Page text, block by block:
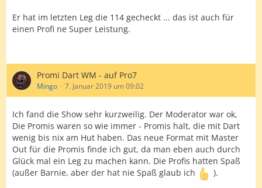
Er hat im letzten Leg die 114 gecheckt ... das ist auch für
einen Profi ne Super Leistung.
Promi Dart WM - auf Pro7
Mingo 7. Januar 2019 um 09:02
Ich fand die Show sehr kurzweilig. Der Moderator war ok,
Die Promis waren so wie immer - Promis halt, die mit Dart
wenig bis nix am Hut haben. Das neue Format mit Master
Out für die Promis finde ich gut, da man eben auch durch
Glück mal ein Leg zu machen kann. Die Profis hatten Spaß
(außer Barnie, aber der hat nie Spaß glaub ich
).